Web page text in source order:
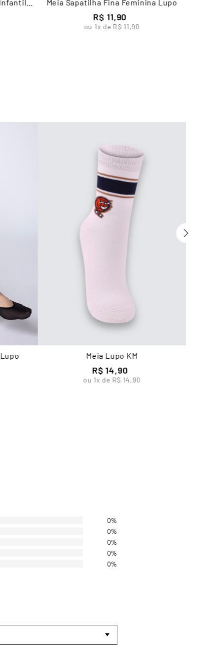
Meia Sapatilha Fina Feminina Lupo
R$ 11,90
ou 1x de R$ 11,90
Meia Lupo KM
R$ 14,90
ou 1x de R$ 14,90
0%
0%
0%
0%
0%